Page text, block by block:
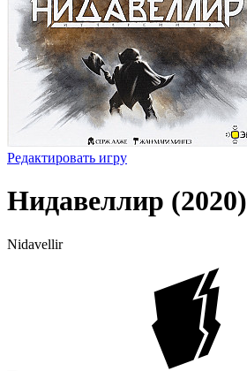
Редактировать игру
Нидавеллир (2020)
Nidavellir